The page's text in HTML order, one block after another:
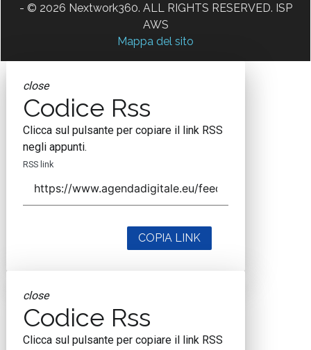
- © 2026 Nextwork360. ALL RIGHTS RESERVED. ISP
AWS
Mappa del sito
close
Codice Rss
Clicca sul pulsante per copiare il link RSS
negli appunti.
RSS link
COPIA LINK
close
Codice Rss
Clicca sul pulsante per copiare il link RSS